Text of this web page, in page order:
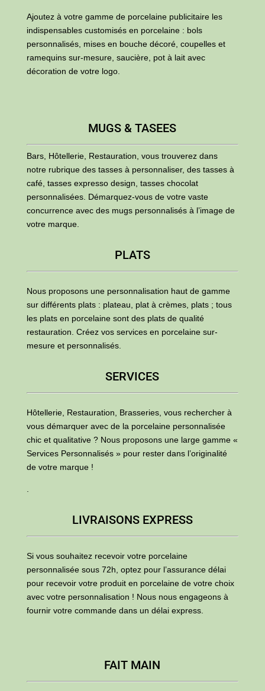
Ajoutez à votre gamme de porcelaine publicitaire les
indispensables customisés en porcelaine : bols
personnalisés, mises en bouche décoré, coupelles et
ramequins sur-mesure, saucière, pot à lait avec
décoration de votre logo.
MUGS & TASEES
Bars, Hôtellerie, Restauration, vous trouverez dans
notre rubrique des tasses à personnaliser, des tasses à
café, tasses expresso design, tasses chocolat
personnalisées. Démarquez-vous de votre vaste
concurrence avec des mugs personnalisés à l’image de
votre marque.
PLATS
Nous proposons une personnalisation haut de gamme
sur différents plats : plateau, plat à crèmes, plats ; tous
les plats en porcelaine sont des plats de qualité
restauration. Créez vos services en porcelaine sur-
mesure et personnalisés.
SERVICES
Hôtellerie, Restauration, Brasseries, vous rechercher à
vous démarquer avec de la porcelaine personnalisée
chic et qualitative ? Nous proposons une large gamme «
Services Personnalisés » pour rester dans l’originalité
de votre marque !
.
LIVRAISONS EXPRESS
Si vous souhaitez recevoir votre porcelaine
personnalisée sous 72h, optez pour l’assurance délai
pour recevoir votre produit en porcelaine de votre choix
avec votre personnalisation ! Nous nous engageons à
fournir votre commande dans un délai express.
FAIT MAIN